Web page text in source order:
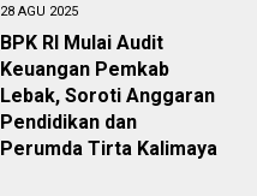
28 AGU 2025
BPK RI Mulai Audit
Keuangan Pemkab
Lebak, Soroti Anggaran
Pendidikan dan
Perumda Tirta Kalimaya